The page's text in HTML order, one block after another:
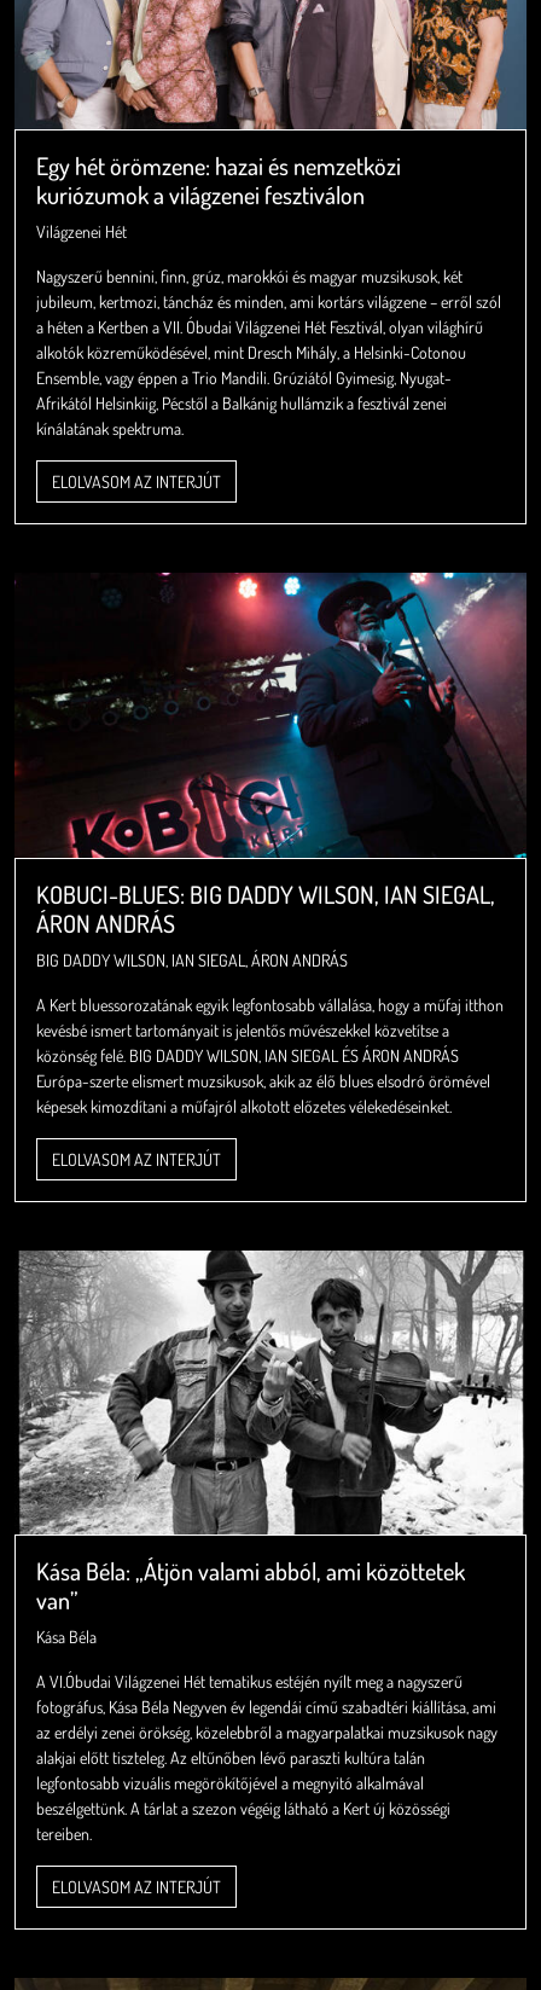
Egy hét örömzene: hazai és nemzetközi
kuriózumok a világzenei fesztiválon
Világzenei Hét
Nagyszerű bennini, finn, grúz, marokkói és magyar muzsikusok, két
jubileum, kertmozi, táncház és minden, ami kortárs világzene – erről szól
a héten a Kertben a VII. Óbudai Világzenei Hét Fesztivál, olyan világhírű
alkotók közreműködésével, mint Dresch Mihály, a Helsinki-Cotonou
Ensemble, vagy éppen a Trio Mandili. Grúziától Gyimesig, Nyugat-
Afrikától Helsinkiig, Pécstől a Balkánig hullámzik a fesztivál zenei
kínálatának spektruma.
ELOLVASOM AZ INTERJÚT
KOBUCI-BLUES: BIG DADDY WILSON, IAN SIEGAL,
ÁRON ANDRÁS
BIG DADDY WILSON, IAN SIEGAL, ÁRON ANDRÁS
A Kert bluessorozatának egyik legfontosabb vállalása, hogy a műfaj itthon
kevésbé ismert tartományait is jelentős művészekkel közvetítse a
közönség felé. BIG DADDY WILSON, IAN SIEGAL ÉS ÁRON ANDRÁS
Európa-szerte elismert muzsikusok, akik az élő blues elsodró örömével
képesek kimozdítani a műfajról alkotott előzetes vélekedéseinket.
ELOLVASOM AZ INTERJÚT
Kása Béla: „Átjön valami abból, ami közöttetek
van”
Kása Béla
A VI.Óbudai Világzenei Hét tematikus estéjén nyílt meg a nagyszerű
fotográfus, Kása Béla Negyven év legendái című szabadtéri kiállítása, ami
az erdélyi zenei örökség, közelebbről a magyarpalatkai muzsikusok nagy
alakjai előtt tiszteleg. Az eltűnőben lévő paraszti kultúra talán
legfontosabb vizuális megörökítőjével a megnyitó alkalmával
beszélgettünk. A tárlat a szezon végéig látható a Kert új közösségi
tereiben.
ELOLVASOM AZ INTERJÚT